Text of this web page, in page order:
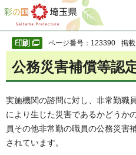
彩の国 埼玉県
ページ番号：123390 掲
公務災害補償等認
実施機関の諮問に対し、非常勤職
により生じた災害であるかどうか
員その他非常勤の職員の公務災害
されています。